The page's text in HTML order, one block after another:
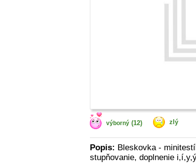
výborný (12) zlý
Popis: Bleskovka -
stupňovanie, doplnenie